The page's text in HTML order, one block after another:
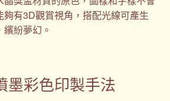
有3D觀賞視角，搭配光線可產生
紛夢幻。
墨彩色印製手法